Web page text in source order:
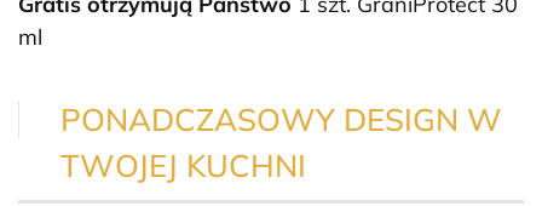
ml
PONADCZASOWY DESIGN W
TWOJEJ KUCHNI